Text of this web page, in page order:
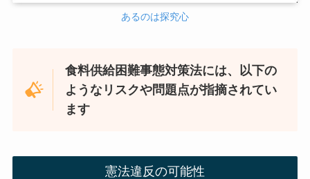
あるのは探究心
食料供給困難事態対策法には、以下の
ようなリスクや問題点が指摘されてい
ます
憲法違反の可能性